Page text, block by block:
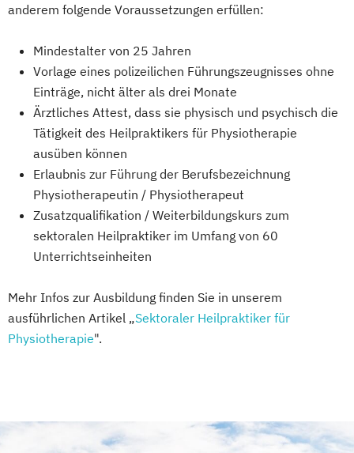
anderem folgende Voraussetzungen erfüllen:
Mindestalter von 25 Jahren
Vorlage eines polizeilichen Führungszeugnisses ohne
Einträge, nicht älter als drei Monate
Ärztliches Attest, dass sie physisch und psychisch die
Tätigkeit des Heilpraktikers für Physiotherapie
ausüben können
Erlaubnis zur Führung der Berufsbezeichnung
Physiotherapeutin / Physiotherapeut
Zusatzqualifikation / Weiterbildungskurs zum
sektoralen Heilpraktiker im Umfang von 60
Unterrichtseinheiten
Mehr Infos zur Ausbildung finden Sie in unserem
ausführlichen Artikel „Sektoraler Heilpraktiker für
Physiotherapie".